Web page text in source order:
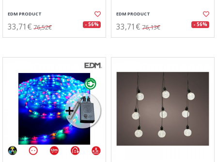
EDM PRODUCT
33,71€ 76,52€ - 56%
EDM PRODUCT
33,71€ 76,13€ - 56%